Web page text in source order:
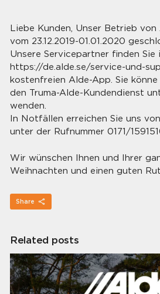
Liebe Kunden, Unser Betrieb
vom 23.12.2019-01.01.2020
Unsere Servicepartner finden Sie
https://de.alde.se/service-und-
kostenfreien Alde-App. Sie
den Truma-Alde-Kundendienst
wenden.
In Notfällen erreichen Sie uns
unter der Rufnummer 0171/
Wir wünschen Ihnen und Ihrer
Weihnachten und einen guten
Share
Related posts